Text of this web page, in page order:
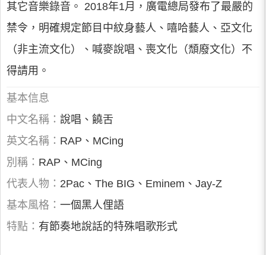
其它音樂錄音。 2018年1月，廣電總局發布了最嚴的
禁令，明確規定節目中紋身藝人、嘻哈藝人、亞文化
（非主流文化）、喊麥說唱、喪文化（頹廢文化）不
得請用。
基本信息
中文名稱： 說唱、饒舌
英文名稱： RAP、MCing
別稱： RAP、MCing
代表人物： 2Pac、The BIG、Eminem、Jay-Z
基本風格： 一個黑人俚語
特點： 有節奏地說話的特殊唱歌形式